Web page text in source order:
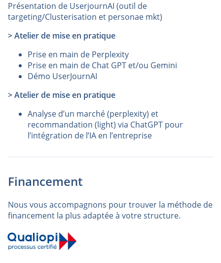
Présentation de UserjournAI (outil de
targeting/Clusterisation et personae mkt)
> Atelier de mise en pratique
Prise en main de Perplexity
Prise en main de Chat GPT et/ou Gemini
Démo UserJournAI
> Atelier de mise en pratique
Analyse d’un marché (perplexity) et
recommandation (light) via ChatGPT pour
l’intégration de l’IA en l’entreprise
Financement
Nous vous accompagnons pour trouver la méthode de
financement la plus adaptée à votre structure.